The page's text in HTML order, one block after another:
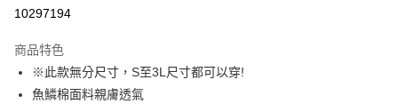
萊爾富取貨付款
付款後萊爾富取貨
每筆NT$60，滿NT$1,000(含以上)免運費
10297194
商品特色
※此款無分尺寸，S至3L尺寸都可以穿!
魚鱗棉面料親膚透氣